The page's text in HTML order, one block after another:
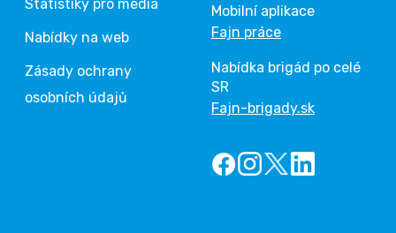
Statistiky pro média
Nabídky na web
Zásady ochrany
osobních údajů
Mobilní aplikace
Fajn práce
Nabídka brigád po celé
SR
Fajn-brigady.sk